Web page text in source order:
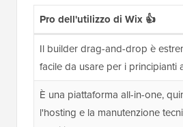
Pro dell'utilizzo di Wix 👍
Il builder drag-and-drop è
facile da usare per i principianti
È una piattaforma all-in-one,
l'hosting e la manutenzione